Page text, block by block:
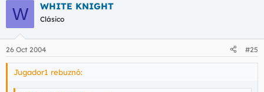
W WHITE KNIGHT
Clásico
26 Oct 2004 #25
Jugador1 rebuznó: